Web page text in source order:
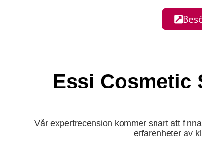
Essi Cosmetic
Vår expertrecension kommer snart att
erfarenheter av